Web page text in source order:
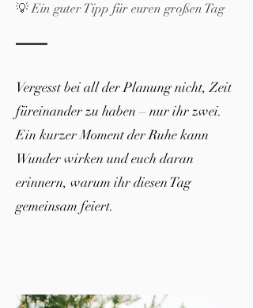
💡 Ein guter Tipp für euren großen Tag
Vergesst bei all der Planung nicht, Zeit
füreinander zu haben – nur ihr zwei.
Ein kurzer Moment der Ruhe kann
Wunder wirken und euch daran
erinnern, warum ihr diesen Tag
gemeinsam feiert.